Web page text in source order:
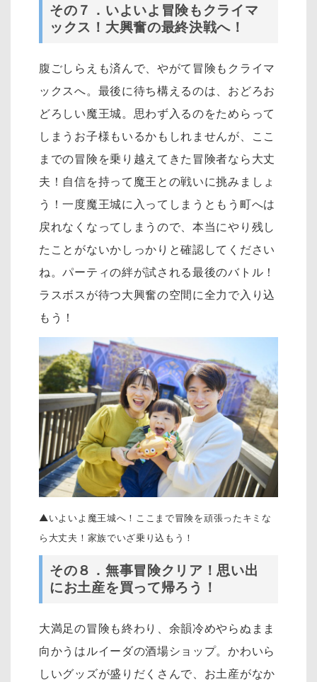
その７．いよいよ冒険もクライマ
ックス！大興奮の最終決戦へ！
腹ごしらえも済んで、やがて冒険もクライマ
ックスへ。最後に待ち構えるのは、おどろお
どろしい魔王城。思わず入るのをためらって
しまうお子様もいるかもしれませんが、ここ
までの冒険を乗り越えてきた冒険者なら大丈
夫！自信を持って魔王との戦いに挑みましょ
う！一度魔王城に入ってしまうともう町へは
戻れなくなってしまうので、本当にやり残し
たことがないかしっかりと確認してください
ね。パーティの絆が試される最後のバトル！
ラスボスが待つ大興奮の空間に全力で入り込
もう！
▲いよいよ魔王城へ！ここまで冒険を頑張ったキミな
ら大丈夫！家族でいざ乗り込もう！
その８．無事冒険クリア！思い出
にお土産を買って帰ろう！
大満足の冒険も終わり、余韻冷めやらぬまま
向かうはルイーダの酒場ショップ。かわいら
しいグッズが盛りだくさんで、お土産がなか